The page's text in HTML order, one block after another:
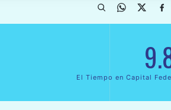
General y Legislativo, por
El Tiempo en Capital